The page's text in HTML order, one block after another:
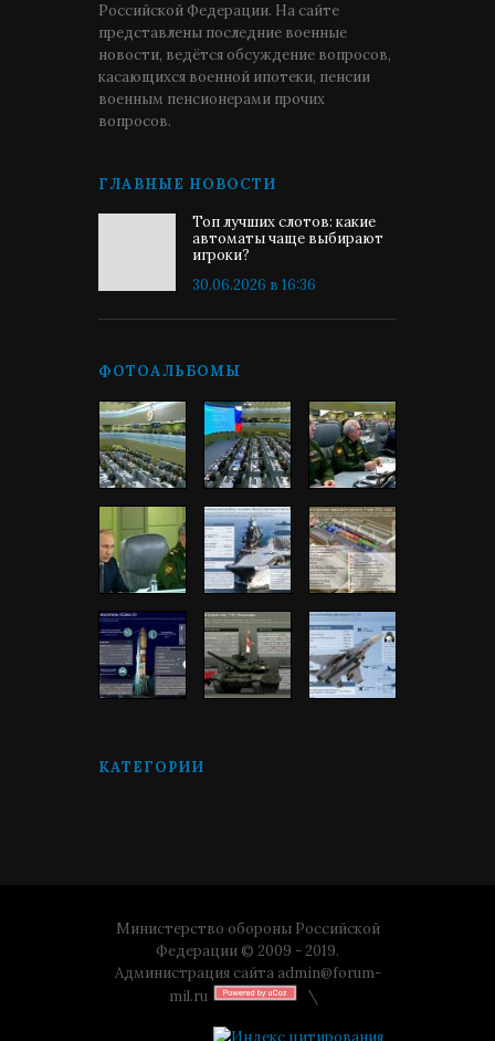
Российской Федерации. На сайте
представлены последние военные
новости, ведётся обсуждение вопросов,
касающихся военной ипотеки, пенсии
военным пенсионерами прочих
вопросов.
ГЛАВНЫЕ НОВОСТИ
Топ лучших слотов: какие
автоматы чаще выбирают
игроки?
30.06.2026 в 16:36
ФОТОАЛЬБОМЫ
КАТЕГОРИИ
Министерство обороны Российской
Федерации © 2009 - 2019.
Администрация сайта admin@forum-
mil.ru